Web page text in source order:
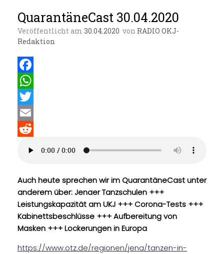
QuarantäneCast 30.04.2020
Veröffentlicht am 30.04.2020 von RADIO OKJ-
Redaktion
F
a
c
e
o
k
W
h
a
A
p
p
T
w
t
e
r
E
i
l
d
d
i
t
Auch heute sprechen wir im QuarantäneCast unter
anderem über: Jenaer Tanzschulen +++
Leistungskapazität am UKJ +++ Corona-Tests +++
Kabinettsbeschlüsse +++ Aufbereitung von
Masken +++ Lockerungen in Europa
https://www.otz.de/regionen/jena/tanzen-in-